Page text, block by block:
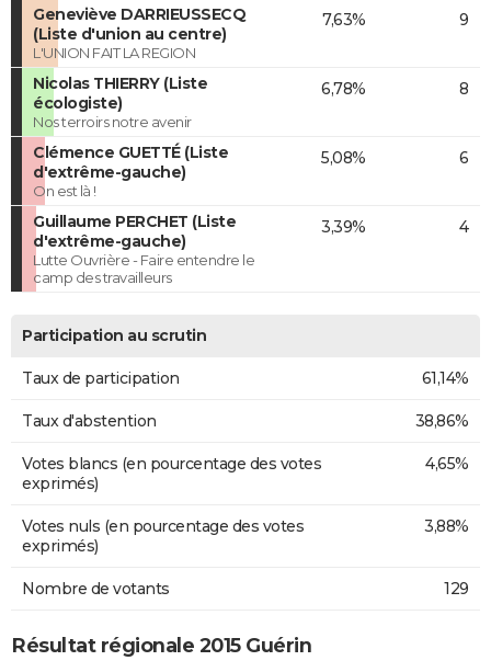
Geneviève DARRIEUSSECQ
(Liste d'union au centre)
L'UNION FAIT LA REGION
7,63% 9
Nicolas THIERRY (Liste
écologiste)
Nos terroirs notre avenir
6,78% 8
Clémence GUETTÉ (Liste
d'extrême-gauche)
On est là !
5,08% 6
Guillaume PERCHET (Liste
d'extrême-gauche)
Lutte Ouvrière - Faire entendre le
camp des travailleurs
3,39% 4
Participation au scrutin
Taux de participation 61,14%
Taux d'abstention 38,86%
Votes blancs (en pourcentage des votes
exprimés)
4,65%
Votes nuls (en pourcentage des votes
exprimés)
3,88%
Nombre de votants 129
Résultat régionale 2015 Guérin